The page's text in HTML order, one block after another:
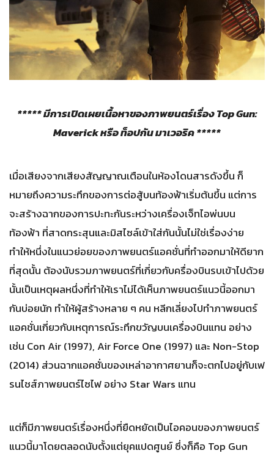
***** มีการเปิดเผยเนื้อหาของภาพยนตร์เรื่อง Top Gun:
Maverick หรือ ท็อปกัน มาเวอริค *****
เมื่อเสียงจากเสียงสัญญาณเตือนในห้องโดนสารดังขึ้น ก็
หมายถึงความระทึกของการต่อสู้บนท้องฟ้าเริ่มต้นขึ้น แต่การ
จะสร้างฉากของการปะทะกันระหว่างเครื่องเจ็ทไอพ่นบน
ท้องฟ้า ที่สาดกระสุนและมิสไซล์เข้าใส่กันนั้นไม่ใช่เรื่องง่าย
ทำให้หนึ่งในแนวย่อยของภาพยนตร์แอคชั่นที่ทำออกมาให้ดียาก
ที่สุดนั้น ต้องนับรวมภาพยนตร์ที่เกี่ยวกับครื่องบินรบเข้าไปด้วย
นั้นเป็นเหตุผลหนึ่งที่ทำให้เราไม่ได้เห็นภาพยนตร์แนวนี้ออกมา
กันบ่อยนัก ทำให้ผู้สร้างหลาย ๆ คน หลีกเลี่ยงไปทำภาพยนตร์
แอคชั่นเกี่ยวกับเหตุการณ์ระทึกขวัญบนเครื่องบินแทน อย่าง
เช่น Con Air (1997), Air Force One (1997) และ Non-Stop
(2014) ส่วนฉากแอคชั่นของเหล่าอากาศยานก็จะตกไปอยู่กับเฟ
รนไชส์ภาพยนตร์ไซไฟ อย่าง Star Wars แทน
แต่ก็มีภาพยนตร์เรื่องหนึ่งที่ยืดหยัดเป็นไอคอนของภาพยนตร์
แนวนี้มาโดยตลอดนับตั้งแต่ยุคแปดศูนย์ ซึ่งก็คือ Top Gun